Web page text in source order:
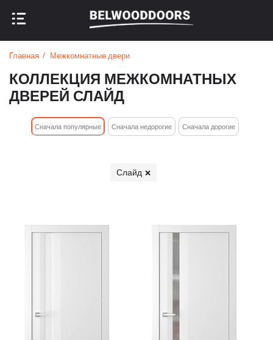
НАЗАД В МЕНЮ
НАЗАД В МЕНЮ
Главная Межкомнатные двери
КОЛЛЕКЦИЯ МЕЖКОМНАТНЫХ
ДВЕРЕЙ СЛАЙД
Cначала популярные Сначала недорогие Cначала дорогие
Слайд